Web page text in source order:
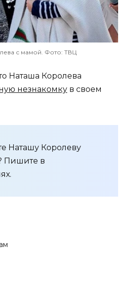
с мамой. Фото: ТВЦ
Наташа Королева
незнакомку в своем
Наташу Королеву
Пишите в